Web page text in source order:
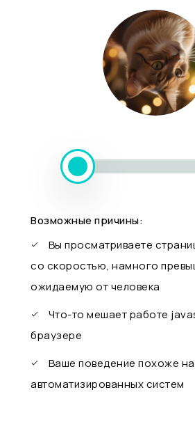
Возможные причины:
Вы просматриваете
со скоростью, намного
ожидаемую от человека
Что-то мешает работе
браузере
Ваше поведение похоже
автоматизированных систем